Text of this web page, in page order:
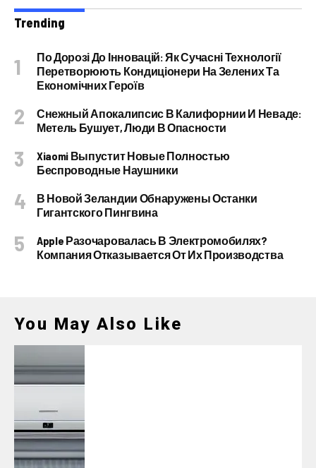
Trending
По Дорозі До Інновацій: Як Сучасні Технології
Перетворюють Кондиціонери На Зелених Та
Економічних Героїв
Снежный Апокалипсис В Калифорнии И Неваде:
Метель Бушует, Люди В Опасности
Xiaomi Выпустит Новые Полностью
Беспроводные Наушники
В Новой Зеландии Обнаружены Останки
Гигантского Пингвина
Apple Разочаровалась В Электромобилях?
Компания Отказывается От Их Производства
You May Also Like